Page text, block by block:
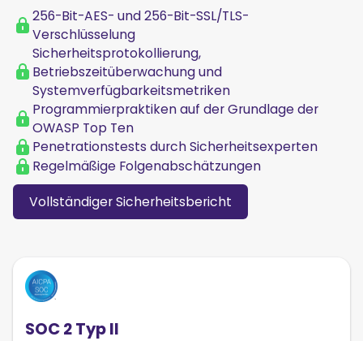
256-Bit-AES- und 256-Bit-SSL/TLS-
Verschlüsselung
Sicherheitsprotokollierung,
Betriebszeitüberwachung und
Systemverfügbarkeitsmetriken
Programmierpraktiken auf der Grundlage der
OWASP Top Ten
Penetrationstests durch Sicherheitsexperten
Regelmäßige Folgenabschätzungen
Vollständiger Sicherheitsbericht
SOC 2 Typ II